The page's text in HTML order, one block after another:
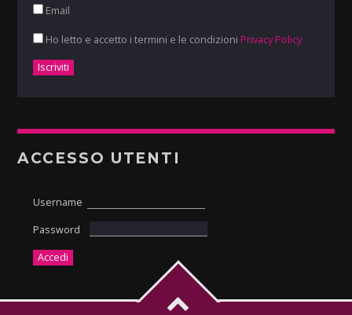
Email
Ho letto e accetto i termini e le condizioni Privacy Policy
ACCESSO UTENTI
Username
Password